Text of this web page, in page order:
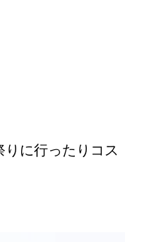
に行ったりコス